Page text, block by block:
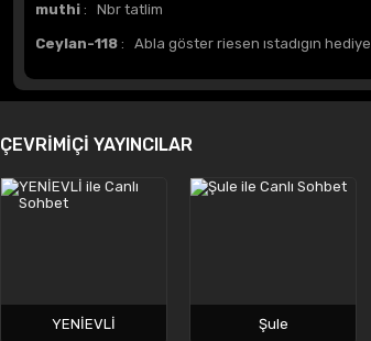
muthi : Nbr tatlim
Ceylan-118 : Abla göster riesen ıstadıgın hediye
ÇEVRİMİÇİ YAYINCILAR
YENİEVLİ Şule